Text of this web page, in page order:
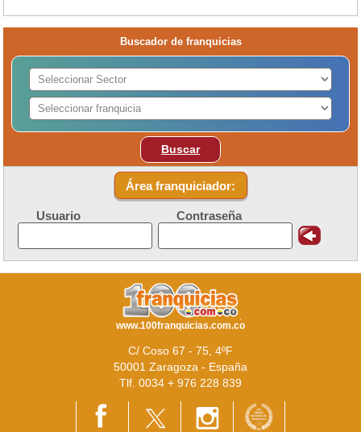
Buscador de franquicias
Buscar
Área franquiciador:
Usuario Contraseña
www.100franquicias.com.co
C/ Coso 67 - 75, 4ºF
50001 Zaragoza - España
Tlf. 0034 + 976 228 839